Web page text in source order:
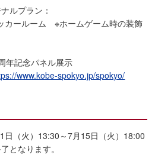
ルプラン：
カールーム ※ホームゲーム時の装飾
年記念パネル展示
www.kobe-spokyo.jp/spokyo/
日（火）13:30～7月15日（火）18:00
となります。